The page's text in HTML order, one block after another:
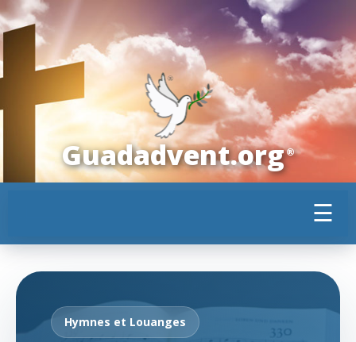
Guadadvent.org®
☰
Hymnes et Louanges